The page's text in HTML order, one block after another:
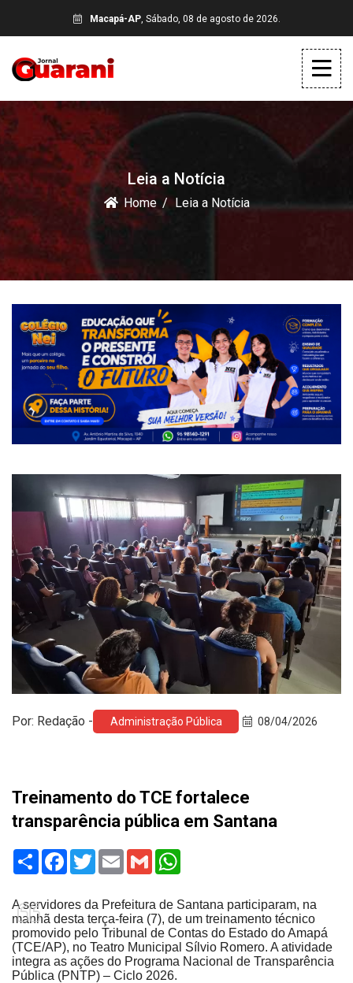
Macapá-AP, Sábado, 08 de agosto de 2026.
Leia a Notícia
Home Leia a Notícia
Por: Redação - Administração Pública 08/04/2026
Treinamento do TCE fortalece
transparência pública em Santana
Share Facebook
TwitterEmail Gmail
A servidores da Prefeitura de Santana participaram, na
manhã desta terça-feira (7), de um treinamento técnico
promovido pelo Tribunal de Contas do Estado do Amapá
(TCE/AP), no Teatro Municipal Sílvio Romero. A atividade
integra as ações do Programa Nacional de Transparência
Pública (PNTP) – Ciclo 2026.